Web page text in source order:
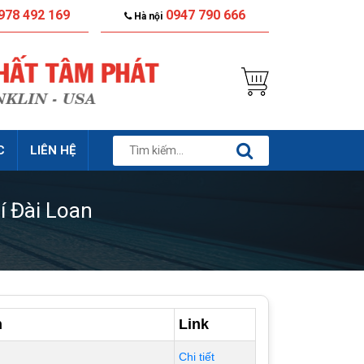
492 169 Hà nội 0947 790 666
LIÊN HỆ
Đài Loan
Link
Chi tiết